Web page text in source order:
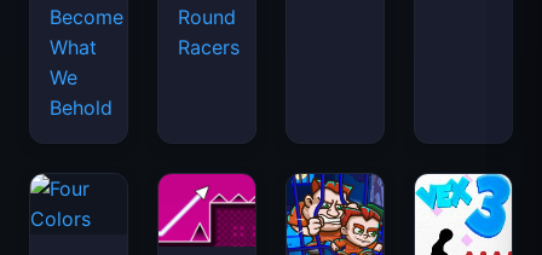
Become
What
We
Behold
Round
Racers